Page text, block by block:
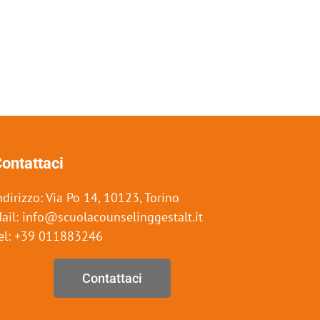
Via Po 14, 10123, Torino
info@scuolacounselinggestalt.it
+39 011883246
Contattaci